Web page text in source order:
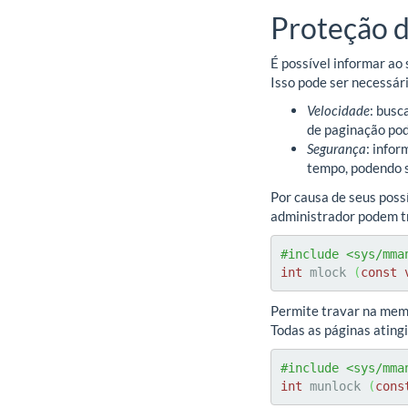
Proteção
É possível informar ao
Isso pode ser
Velocidade:
de paginação
Segurança:
tempo, podendo
Por causa de seus
administrador podem
#include <sys/
int mlock (const
Permite travar na
Todas as páginas
#include <sys/
int munlock (